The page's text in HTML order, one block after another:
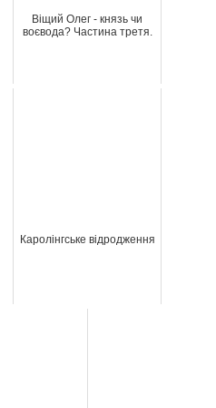
Віщий Олег - князь чи
воєвода? Частина третя.
Каролінгське відродження